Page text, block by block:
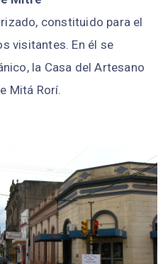
constituido para el
visitantes. En él se
la Casa del Artesano
Mitá Rorí.